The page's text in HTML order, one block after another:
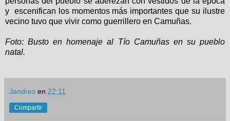
y escenifican los momentos más importantes que su ilustre
vecino tuvo que vivir como guerrillero en Camuñas.
Foto: Busto en homenaje al Tío Camuñas en su pueblo
natal.
Jandres en 22:11
Compartir